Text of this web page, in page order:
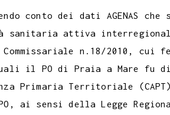
conto dei dati AGENAS
sanitaria attiva
Commissariale n.18/2010, cui
il PO di Praia a Mare fu
Primaria Territoriale
ai sensi della Legge